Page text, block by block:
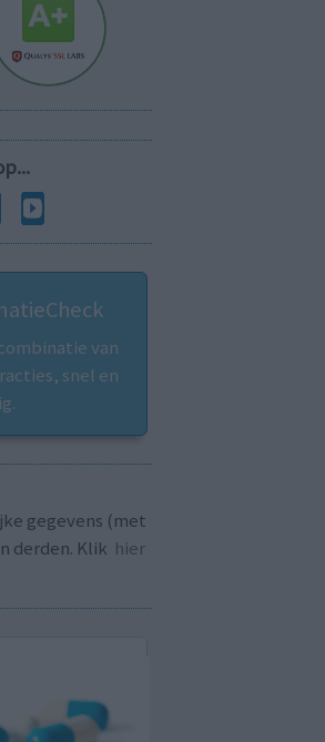
van
snel en
gegevens (met
derden. Klik hier